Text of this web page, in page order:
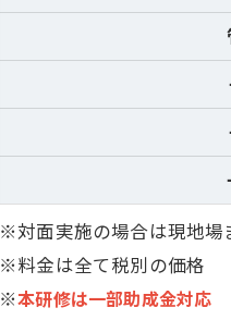
※対面実施の場合は現地場
※料金は全て税別の価格
※本研修は一部助成金対応